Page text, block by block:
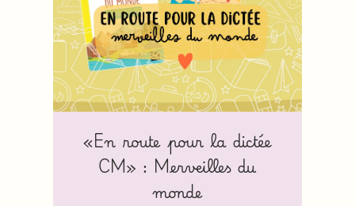
«En route pour la dictée
CM» : Merveilles du
monde